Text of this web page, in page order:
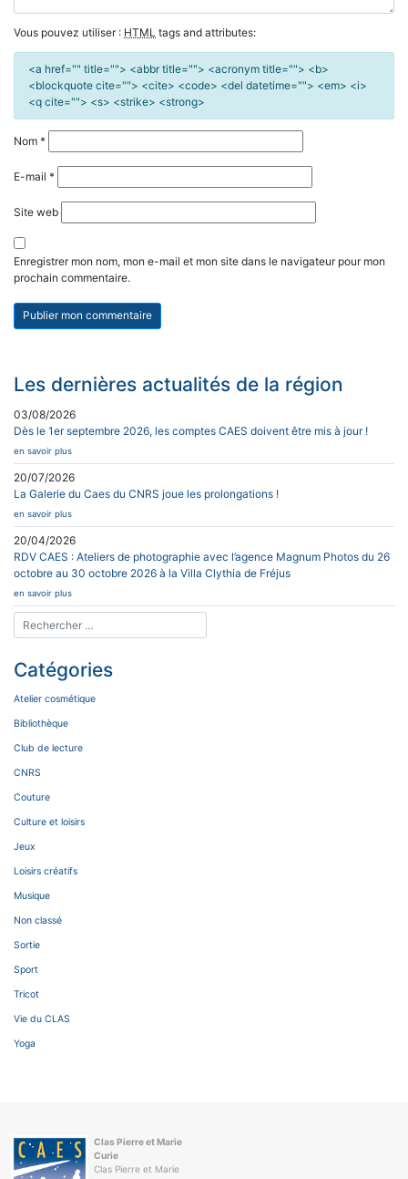
Vous pouvez utiliser : HTML tags and attributes:
<a href="" title=""> <abbr title=""> <acronym title=""> <b>
<blockquote cite=""> <cite> <code> <del datetime=""> <em> <i>
<q cite=""> <s> <strike> <strong>
Nom *
E-mail *
Site web
Enregistrer mon nom, mon e-mail et mon site dans le navigateur pour mon
prochain commentaire.
Les dernières actualités de la région
03/08/2026
Dès le 1er septembre 2026, les comptes CAES doivent être mis à jour !
en savoir plus
20/07/2026
La Galerie du Caes du CNRS joue les prolongations !
en savoir plus
20/04/2026
RDV CAES : Ateliers de photographie avec l’agence Magnum Photos du 26
octobre au 30 octobre 2026 à la Villa Clythia de Fréjus
en savoir plus
Catégories
Atelier cosmétique
Bibliothèque
Club de lecture
CNRS
Couture
Culture et loisirs
Jeux
Loisirs créatifs
Musique
Non classé
Sortie
Sport
Tricot
Vie du CLAS
Yoga
Clas Pierre et Marie
Curie
Clas Pierre et Marie